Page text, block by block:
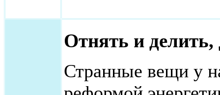
Отнять и делить,
Странные вещи у